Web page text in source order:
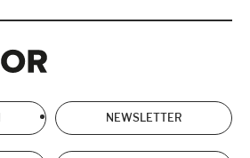
NEWSLETTER